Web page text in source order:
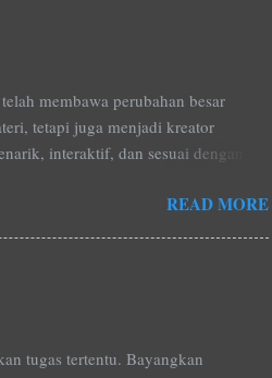
membawa perubahan besar
tetapi juga menjadi kreator
interaktif, dan sesuai dengan
saya, Bagus Sumantri , sebagai
secara teoritis, tetapi juga
READ MORE
tugas tertentu. Bayangkan